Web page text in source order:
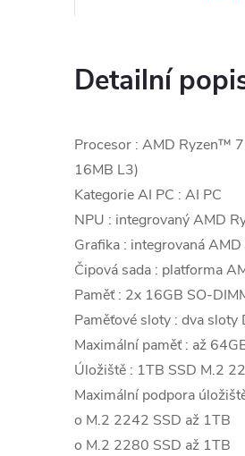
Detailní
Procesor : AMD Ryzen™
16MB L3)
Kategorie AI PC : AI PC
NPU : integrovaný AMD
Grafika : integrovaná
Čipová sada : platforma
Paměť : 2x 16GB SO-
Paměťové sloty : dva
Maximální paměť : až
Úložiště : 1TB SSD M.2
Maximální podpora
o M.2 2242 SSD až 1TB
o M.2 2280 SSD až 1TB